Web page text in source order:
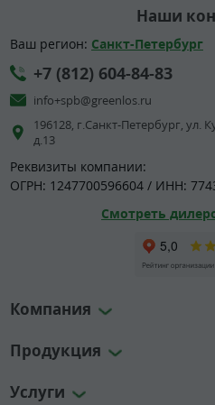
Наши
Ваш регион: Санкт-Петербург
+7 (812) 604-84-83
info+spb@greenlos.ru
196128, г.Санкт-Петербург, ул.
д.13
Реквизиты компании:
ОГРН: 1247700596604 / ИНН:
Смотреть
Компания
Продукция
Услуги